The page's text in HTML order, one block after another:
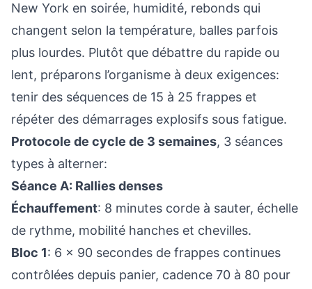
New York en soirée, humidité, rebonds qui
changent selon la température, balles parfois
plus lourdes. Plutôt que débattre du rapide ou
lent, préparons l’organisme à deux exigences:
tenir des séquences de 15 à 25 frappes et
répéter des démarrages explosifs sous fatigue.
Protocole de cycle de 3 semaines, 3 séances
types à alterner:
Séance A: Rallies denses
Échauffement: 8 minutes corde à sauter, échelle
de rythme, mobilité hanches et chevilles.
Bloc 1: 6 x 90 secondes de frappes continues
contrôlées depuis panier, cadence 70 à 80 pour